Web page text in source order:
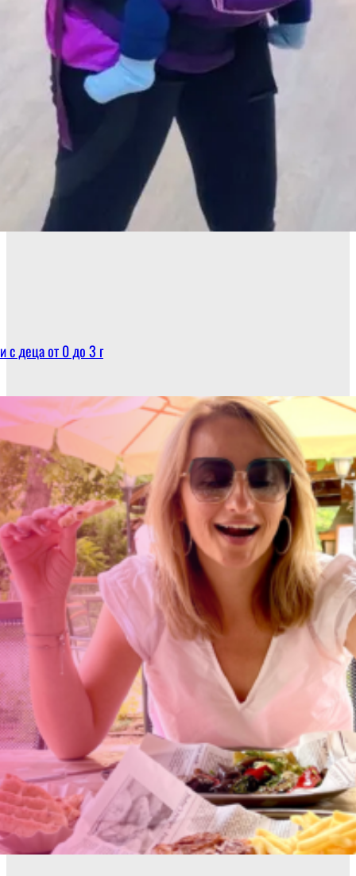
с деца от 0 до 3 г